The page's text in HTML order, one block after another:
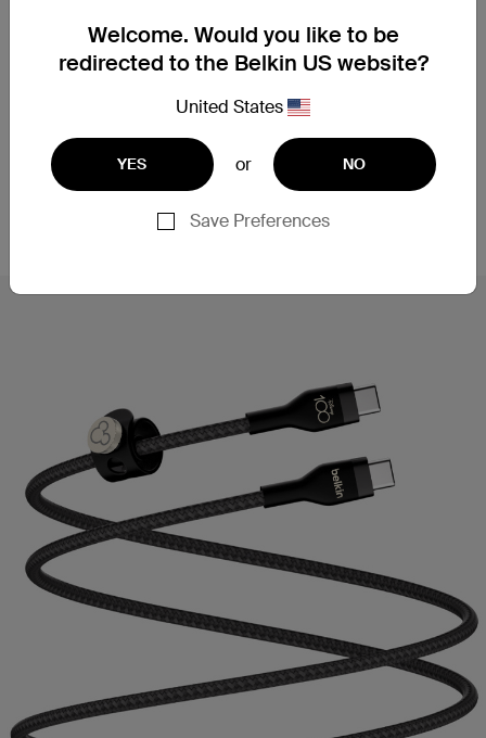
Welcome. Would you like to be
redirected to the Belkin US website?
United States
YES or NO
Save Preferences
다. 또한 모든 장치에서 안전하고 원활한 성능을 발휘
하도록 USB-IF 인증을 받았습니다.
고속 충전에 연결하십시오
이 USB-C to USB-C 케이블은 USB-C PD 고속 충전
0~50%까지 충전합니다.